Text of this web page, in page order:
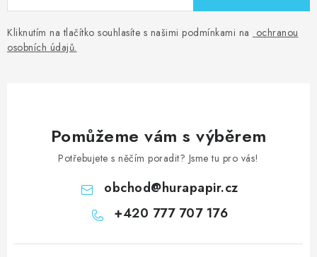
Kliknutím na tlačítko souhlasíte s našimi podmínkami na ochranou
osobních údajů.
Pomůžeme vám s výběrem
Potřebujete s něčím poradit? Jsme tu pro vás!
obchod@hurapapir.cz
+420 777 707 176